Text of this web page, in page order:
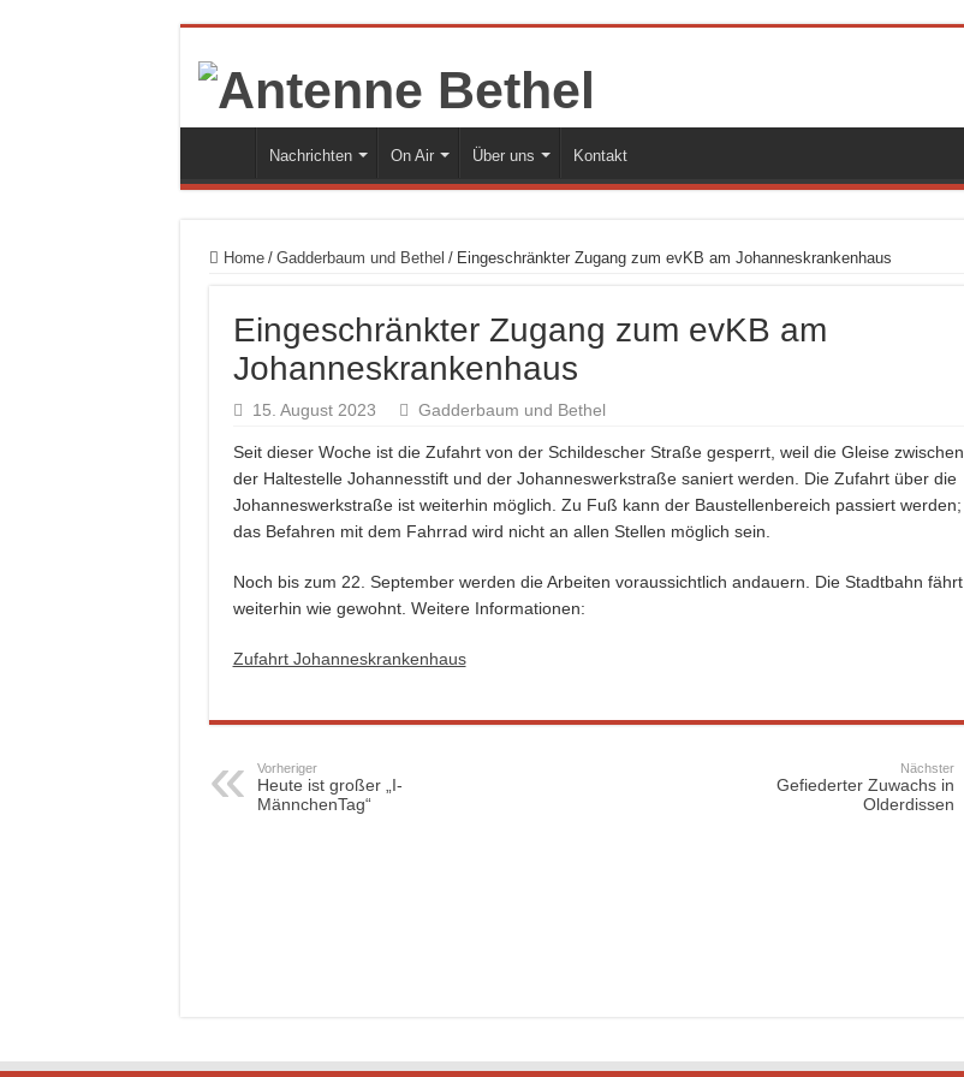
Nachrichten On Air Über uns Kontakt
Home / Gadderbaum und Bethel / Eingeschränkter Zugang zum evKB am Johanneskrankenhaus
Eingeschränkter Zugang zum evKB am
Johanneskrankenhaus
15. August 2023 Gadderbaum und Bethel
Seit dieser Woche ist die Zufahrt von der Schildescher Straße gesperrt, weil die Gleise zwischen
der Haltestelle Johannesstift und der Johanneswerkstraße saniert werden. Die Zufahrt über die
Johanneswerkstraße ist weiterhin möglich. Zu Fuß kann der Baustellenbereich passiert werden;
das Befahren mit dem Fahrrad wird nicht an allen Stellen möglich sein.
Noch bis zum 22. September werden die Arbeiten voraussichtlich andauern. Die Stadtbahn fährt
weiterhin wie gewohnt. Weitere Informationen:
Zufahrt Johanneskrankenhaus
Vorheriger
Heute ist großer „I-
MännchenTag“
Nächster
Gefiederter Zuwachs in
Olderdissen